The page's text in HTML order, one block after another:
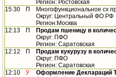
Регион: Ростовская
15:30
П
Многофункциональное сх
Округ: Центральный ФО РФ
Регион:Москва
12:13
П
Продам пшеницу в
Округ: ПФО
Регион: Саратовская
12:12
П
Продам кукурузу в
Округ: ПФО
Регион: Саратовская
12:10
У
Оформление Деклараций